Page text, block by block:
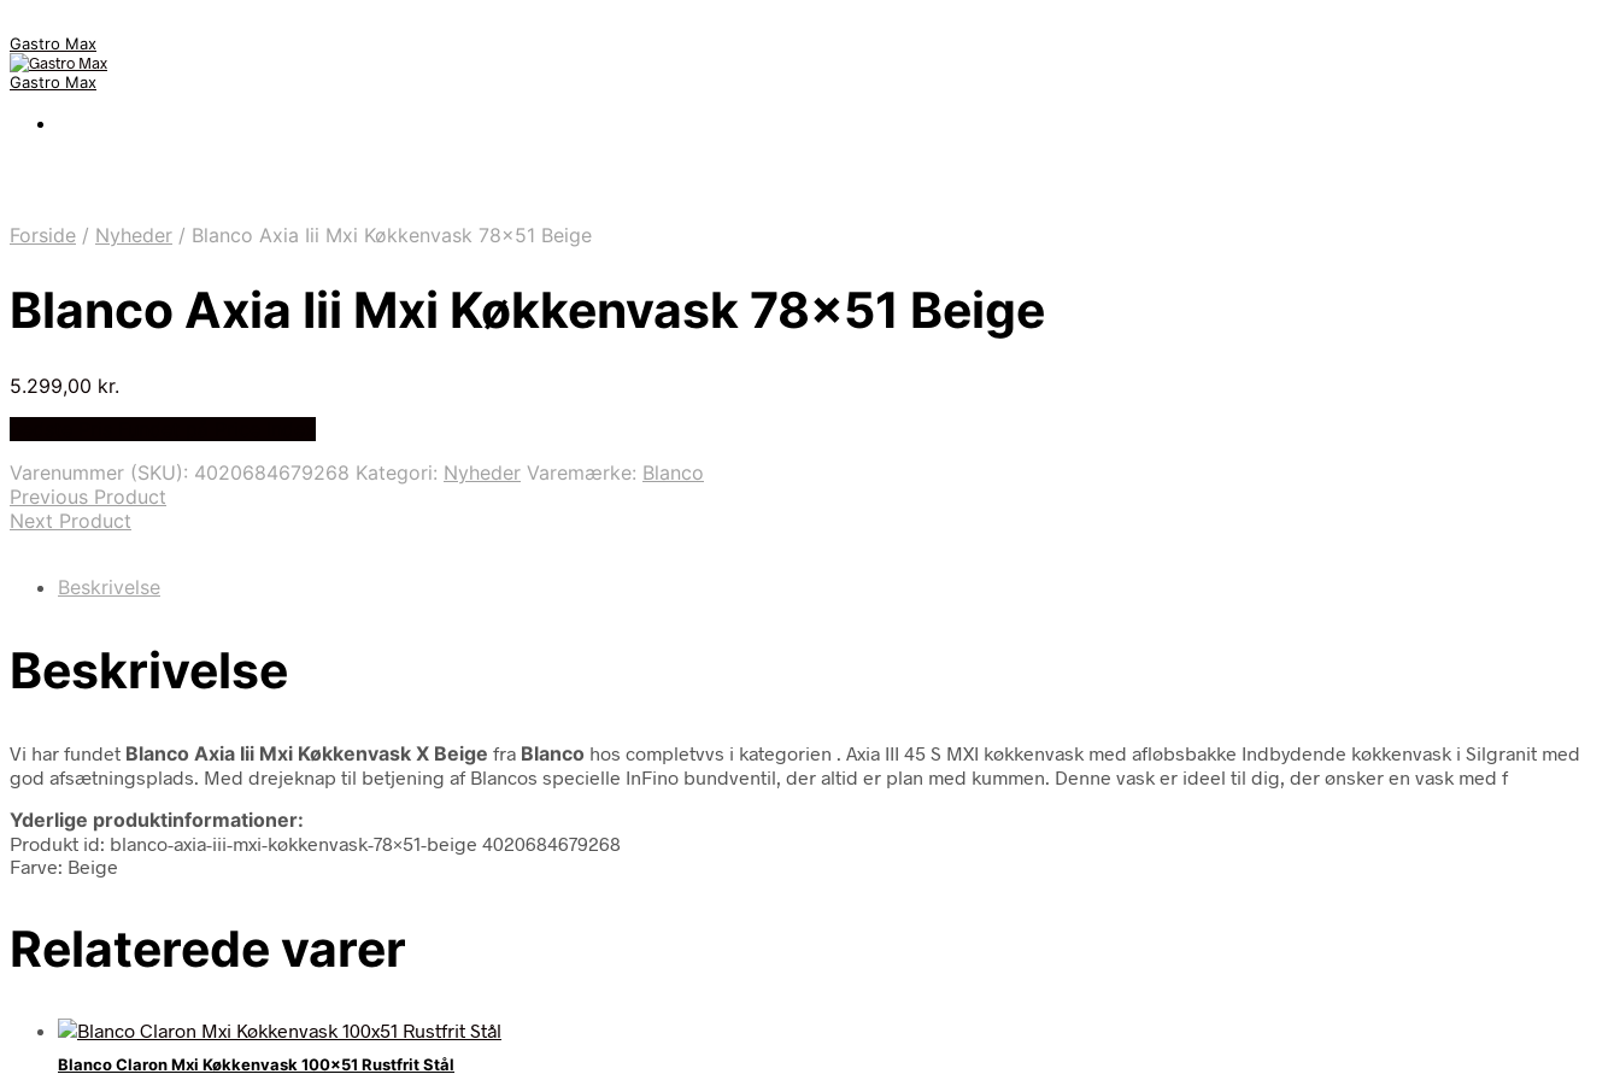
Gastro Max
Gastro Max
Forside / Nyheder / Blanco Axia Iii Mxi Køkkenvask 78×51 Beige
Blanco Axia Iii Mxi Køkkenvask 78×51 Beige
5.299,00 kr.
Varenummer (SKU): 4020684679268 Kategori: Nyheder Varemærke: Blanco
Previous Product
Next Product
Beskrivelse
Beskrivelse
Vi har fundet Blanco Axia Iii Mxi Køkkenvask X Beige fra Blanco hos completvvs i kategorien
. Axia III 45 S MXI køkkenvask med afløbsbakke Indbydende køkkenvask i Silgranit med
god afsætningsplads. Med drejeknap til betjening af Blancos specielle InFino bundventil, der altid er plan med kummen. Denne vask er ideel til dig, der ønsker en vask med f
Yderlige produktinformationer:
Produkt id: blanco-axia-iii-mxi-køkkenvask-78×51-beige 4020684679268
Farve: Beige
Relaterede varer
Blanco Claron Mxi Køkkenvask 100×51 Rustfrit Stål